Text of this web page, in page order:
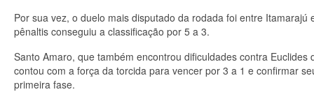
Por sua vez, o duelo mais disputado da rodada foi entre
pênaltis conseguiu a classificação por 5 a 3.
Santo Amaro, que também encontrou dificuldades contra
contou com a força da torcida para vencer por 3 a 1 e confirmar
primeira fase.